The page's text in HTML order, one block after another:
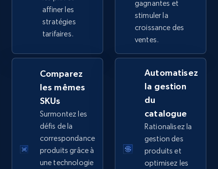
price, Final price, Discount percent, and more.
5.4K+ Commencer
TikTok Shop - Collect TikTok shop products
by keywords search
URL, Title, Available, Description, Currency, Initial
price, Final price, Discount percent, and more.
Commencer
affiner les
stratégies
tarifaires.
gagnantes et
stimuler la
croissance des
ventes.
Comparez
les mêmes
SKUs
Surmontez les
défis de la
correspondance
produits grâce à
une technologie
Automatisez
la gestion
du
catalogue
Rationalisez la
gestion des
produits et
optimisez les